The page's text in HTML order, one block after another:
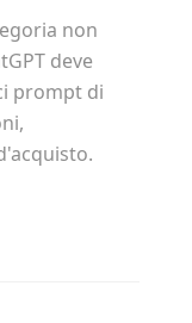
non
deve
prompt di